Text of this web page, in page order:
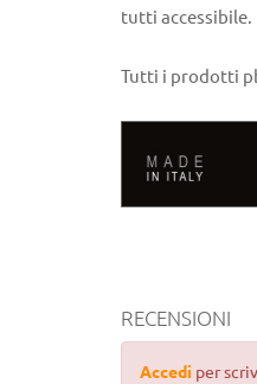
tutti accessibile.
Tutti i prodotti
RECENSIONI
Accedi per